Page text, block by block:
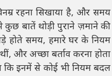
रहना सिखाया है, और समय
बातें थोड़ी पुराने ज़माने की
होते समय, हमारे घर के नियम
और अच्छा बर्ताव करना होता
कि इनमें से कोई भी नियम बदल